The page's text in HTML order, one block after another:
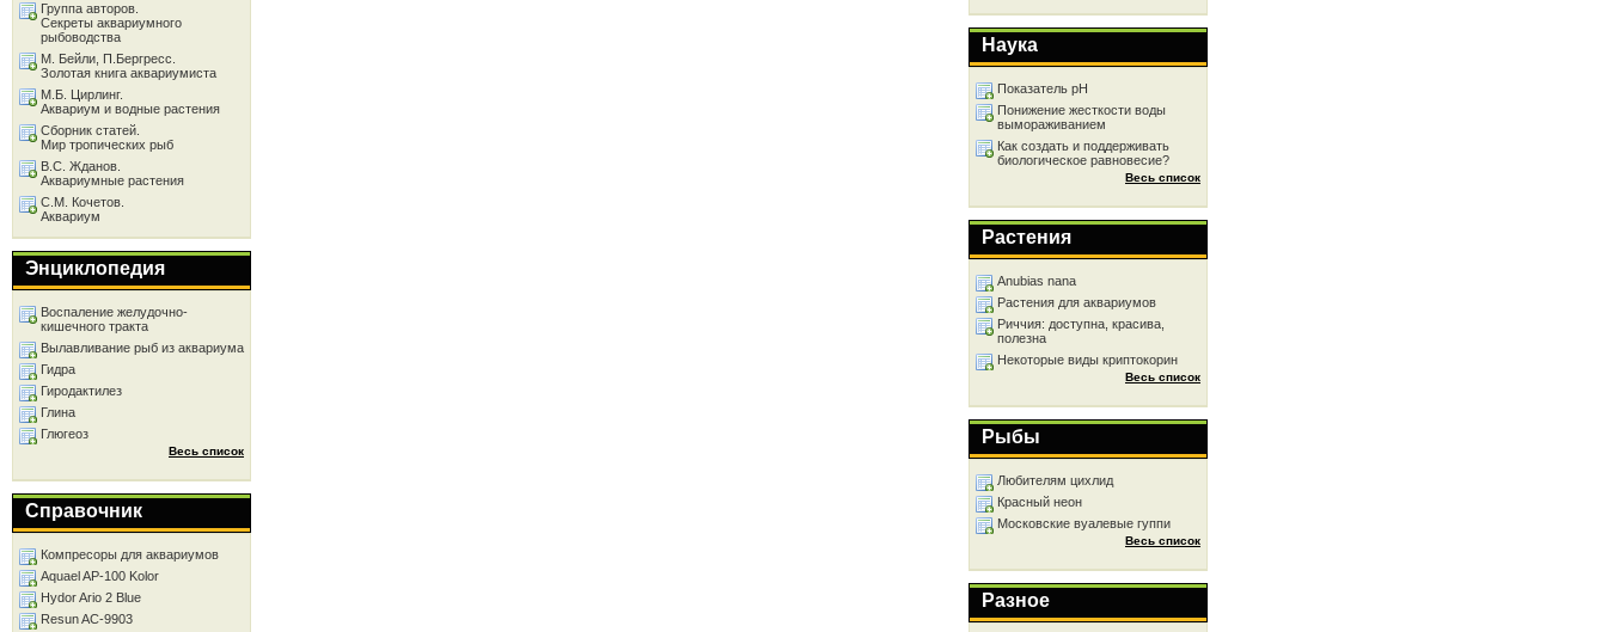
Наука
Показатель рН
Понижение жесткоcти воды
вымораживанием
Как создать и поддерживать
биологическое равновесие?
Весь список
Растения
Anubias nana
Растения для аквариумов
Риччия: доступна, красива,
полезна
Некоторые виды криптокорин
Весь список
Рыбы
Любителям цихлид
Красный неон
Московские вуалевые гуппи
Весь список
Разное
Группа авторов.
Секреты аквариумного
рыбоводства
М. Бейли, П.Бергресс.
Золотая книга аквариумиста
М.Б. Цирлинг.
Аквариум и водные растения
Сборник статей.
Мир тропических рыб
В.С. Жданов.
Аквариумные растения
С.М. Кочетов.
Аквариум
Энциклопедия
Воспаление желудочно-
кишечного тракта
Вылавливание рыб из аквариума
Гидра
Гиродактилез
Глина
Глюгеоз
Весь список
Справочник
Компресоры для аквариумов
Aquael AP-100 Kolor
Hydor Ario 2 Blue
Resun AC-9903